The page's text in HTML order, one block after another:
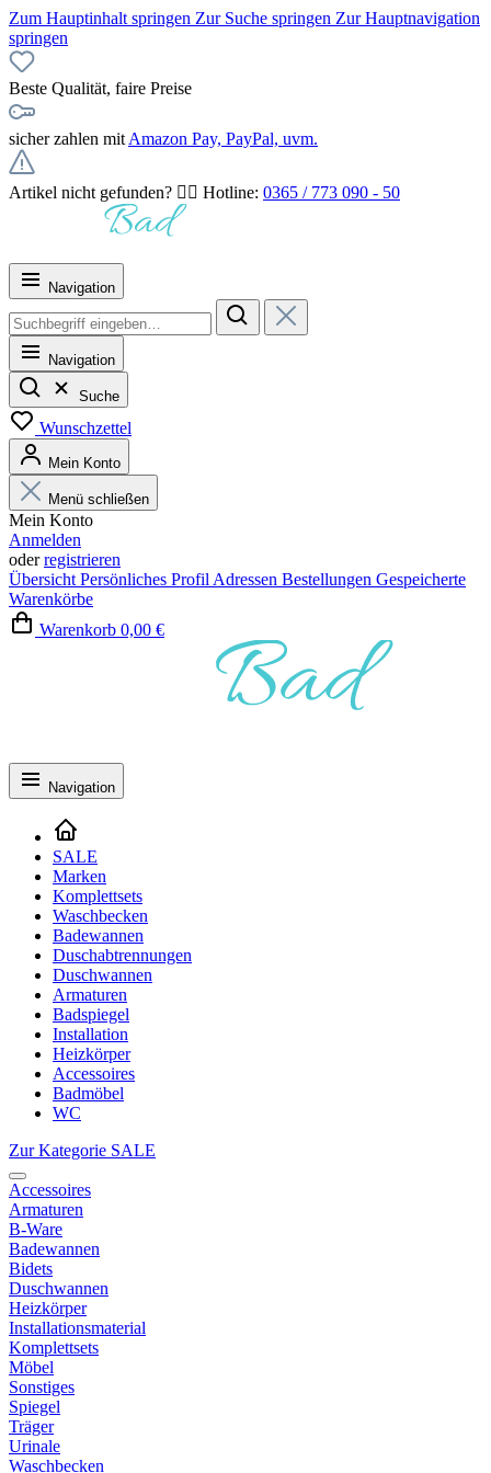
Zum Hauptinhalt springen Zur Suche springen Zur Hauptnavigation
springen
Beste Qualität, faire Preise
sicher zahlen mit Amazon Pay, PayPal, uvm.
Artikel nicht gefunden? 👉🏻 Hotline: 0365 / 773 090 - 50
Navigation
Navigation
Suche
Wunschzettel
Mein Konto
Menü schließen
Mein Konto
Anmelden
oderregistrieren
Übersicht Persönliches Profil Adressen Bestellungen Gespeicherte
Warenkörbe
Warenkorb 0,00 €
Navigation
SALE
Marken
Komplettsets
Waschbecken
Badewannen
Duschabtrennungen
Duschwannen
Armaturen
Badspiegel
Installation
Heizkörper
Accessoires
Badmöbel
WC
Zur Kategorie SALE
Accessoires
Armaturen
B-Ware
Badewannen
Bidets
Duschwannen
Heizkörper
Installationsmaterial
Komplettsets
Möbel
Sonstiges
Spiegel
Träger
Urinale
Waschbecken